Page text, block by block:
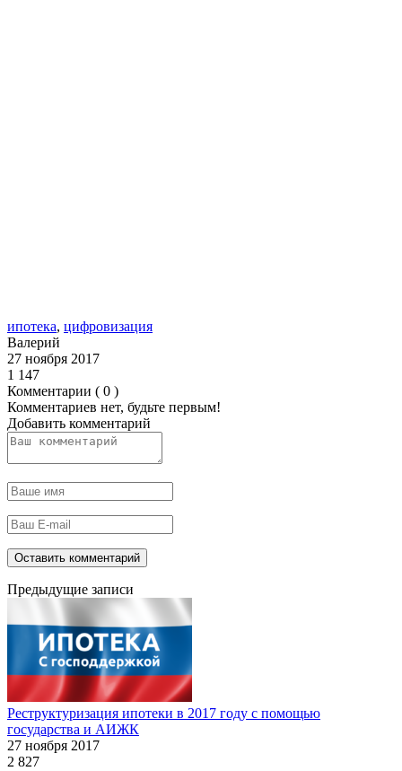
ипотека, цифровизация
Валерий
27 ноября 2017
1 147
Комментарии ( 0 )
Комментариев нет, будьте первым!
Добавить комментарий
Предыдущие записи
Реструктуризация ипотеки в 2017 году с помощью
государства и АИЖК
27 ноября 2017
2 827